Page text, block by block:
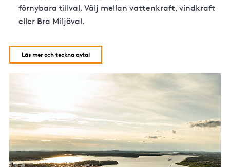
förnybara tillval. Välj mellan vattenkraft, vindkraft
eller Bra Miljöval.
Läs mer och teckna avtal